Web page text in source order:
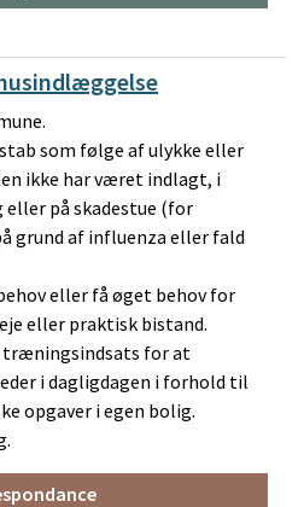
som følge af ulykke eller
ikke har været indlagt, i
på skadestue (for
grund af influenza eller fald
eller få øget behov for
eller praktisk bistand.
træningsindsats for at
i dagligdagen i forhold til
opgaver i egen bolig.